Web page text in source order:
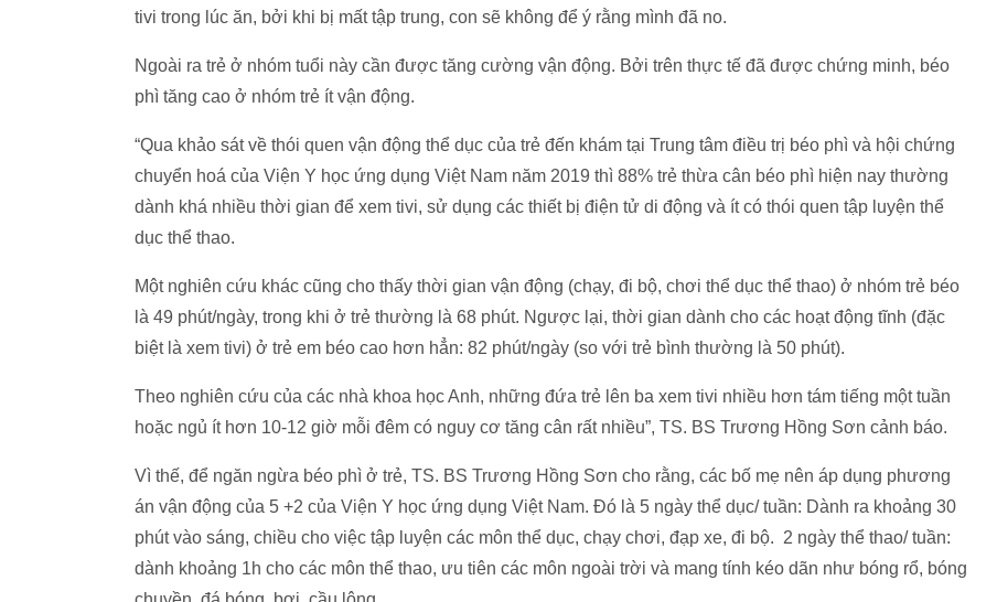
tivi trong lúc ăn, bởi khi bị mất tập trung, con sẽ không để ý rằng mình đã no.
Ngoài ra trẻ ở nhóm tuổi này cần được tăng cường vận động. Bởi trên thực tế đã được chứng minh, béo
phì tăng cao ở nhóm trẻ ít vận động.
“Qua khảo sát về thói quen vận động thể dục của trẻ đến khám tại Trung tâm điều trị béo phì và hội chứng
chuyển hoá của Viện Y học ứng dụng Việt Nam năm 2019 thì 88% trẻ thừa cân béo phì hiện nay thường
dành khá nhiều thời gian để xem tivi, sử dụng các thiết bị điện tử di động và ít có thói quen tập luyện thể
dục thể thao.
Một nghiên cứu khác cũng cho thấy thời gian vận động (chạy, đi bộ, chơi thể dục thể thao) ở nhóm trẻ béo
là 49 phút/ngày, trong khi ở trẻ thường là 68 phút. Ngược lại, thời gian dành cho các hoạt động tĩnh (đặc
biệt là xem tivi) ở trẻ em béo cao hơn hẳn: 82 phút/ngày (so với trẻ bình thường là 50 phút).
Theo nghiên cứu của các nhà khoa học Anh, những đứa trẻ lên ba xem tivi nhiều hơn tám tiếng một tuần
hoặc ngủ ít hơn 10-12 giờ mỗi đêm có nguy cơ tăng cân rất nhiều”, TS. BS Trương Hồng Sơn cảnh báo.
Vì thế, để ngăn ngừa béo phì ở trẻ, TS. BS Trương Hồng Sơn cho rằng, các bố mẹ nên áp dụng phương
án vận động của 5 +2 của Viện Y học ứng dụng Việt Nam. Đó là 5 ngày thể dục/ tuần: Dành ra khoảng 30
phút vào sáng, chiều cho việc tập luyện các môn thể dục, chạy chơi, đạp xe, đi bộ. 2 ngày thể thao/ tuần:
dành khoảng 1h cho các môn thể thao, ưu tiên các môn ngoài trời và mang tính kéo dãn như bóng rổ, bóng